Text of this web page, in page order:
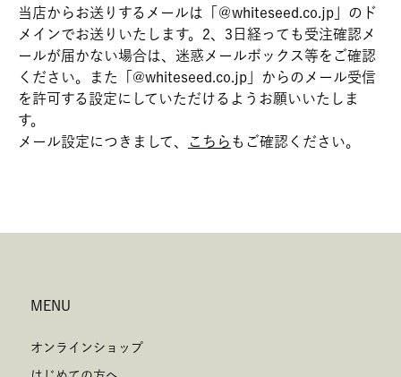
当店からお送りするメールは「＠whiteseed.co.jp」のド
メインでお送りいたします。2、3日経っても受注確認メ
ールが届かない場合は、迷惑メールボックス等をご確認
ください。また「@whiteseed.co.jp」からのメール受信
を許可する設定にしていただけるようお願いいたしま
す。
メール設定につきまして、
こちら もご確認ください。
MENU
オンラインショップ